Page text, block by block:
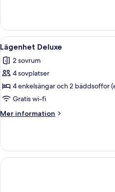
Deluxe
Öppna
alla
foton
för
Lägenhet
Deluxe
9
Lägenhet Deluxe
2 sovrum
4 sovplatser
4 enkelsängar och 2 bäddsoffor
Gratis wi-fi
Mer information
Mer
Deluxe